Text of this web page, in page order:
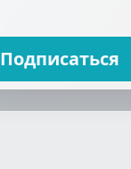
Подписаться